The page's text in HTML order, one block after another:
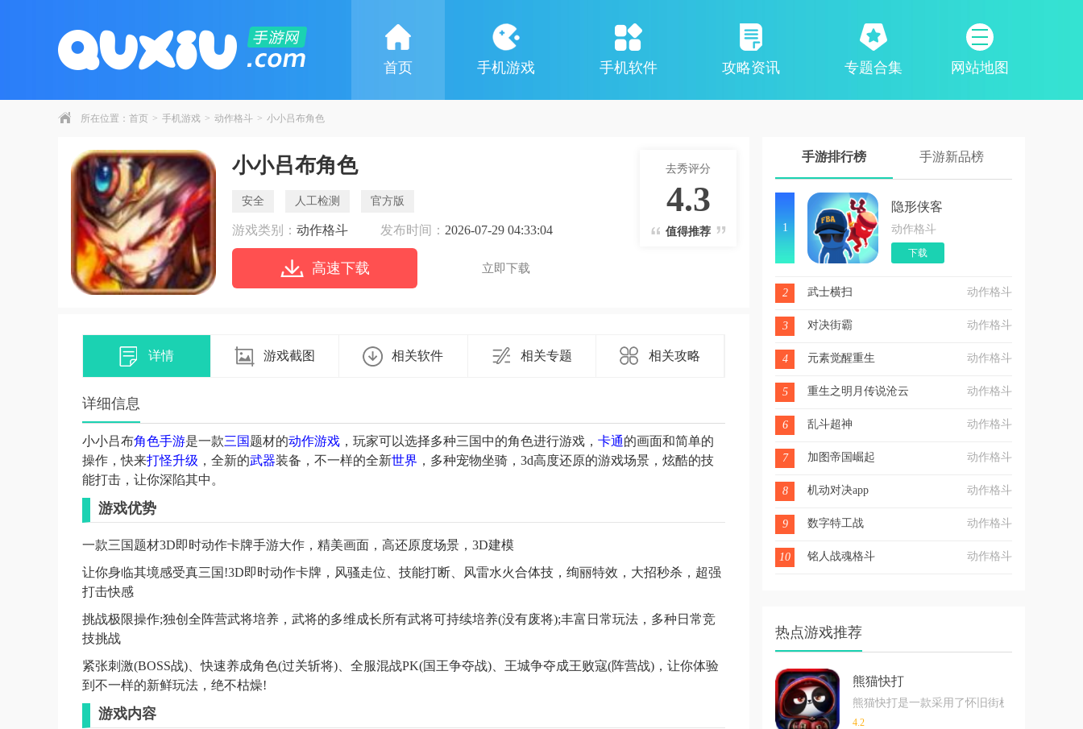
网站地图
首页 手机游戏 手机软件 攻略资讯 专题合集
所在位置： 首页 > 手机游戏 > 动作格斗 > 小小吕布角色
小小吕布角色
安全 人工检测 官方版
游戏类别： 动作格斗 发布时间： 2026-07-29 04:33:04
高速下载 立即下载
去秀评分
4.3
值得推荐
详情 游戏截图 相关软件 相关专题 相关攻略
详细信息
小小吕布角色手游是一款三国题材的动作游戏 ，玩家可以选择多种三国中的角色进行游戏， 卡通的画面和简单的
操作，快来打怪升级 ，全新的武器装备，不一样的全新世界 ，多种宠物坐骑，3d高度还原的游戏场景，炫酷的技
能打击，让你深陷其中。
游戏优势
一款三国题材3D即时动作卡牌手游大作，精美画面，高还原度场景，3D建模
让你身临其境感受真三国!3D即时动作卡牌，风骚走位、技能打断、风雷水火合体技，绚丽特效，大招秒杀，超强
打击快感
挑战极限操作;独创全阵营武将培养，武将的多维成长所有武将可持续培养(没有废将);丰富日常玩法，多种日常竞
技挑战
紧张刺激(BOSS战)、快速养成角色(过关斩将)、全服混战PK(国王争夺战)、王城争夺成王败寇(阵营战)，让你体验
到不一样的新鲜玩法，绝不枯燥!
游戏内容
手游排行榜 手游新品榜
1
隐形侠客
动作格斗
下载
2 武士横扫 动作格斗
3 对决街霸 动作格斗
4 元素觉醒重生 动作格斗
5 重生之明月传说沧云劫 动作格斗
6 乱斗超神 动作格斗
7 加图帝国崛起 动作格斗
8 机动对决app 动作格斗
9 数字特工战 动作格斗
10 铭人战魂格斗 动作格斗
热点游戏推荐
熊猫快打
熊猫快打是一款采用了怀旧街机风格的格斗
4.2